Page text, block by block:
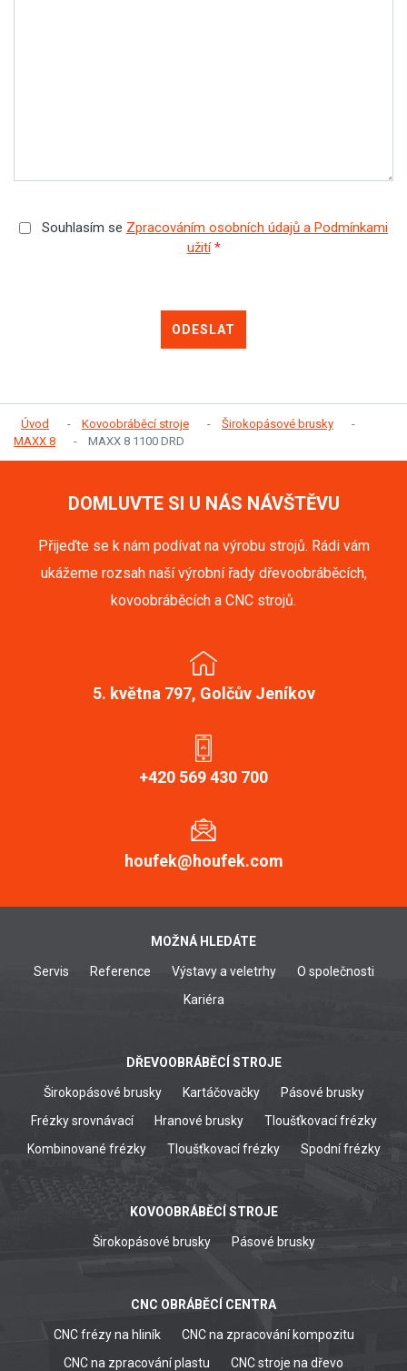
Souhlasím se Zpracováním osobních údajů a Podmínkami
užití *
ODESLAT
Úvod Kovoobráběcí stroje
Širokopásové brusky
MAXX 8
MAXX 8 1100 DRD
DOMLUVTE SI U NÁS NÁVŠTĚVU
Přijeďte se k nám podívat na výrobu strojů. Rádi vám
ukážeme rozsah naší výrobní řady dřevoobráběcích,
kovoobráběcích a CNC strojů.
5. května 797, Golčův Jeníkov
+420 569 430 700
houfek@houfek.com
MOŽNÁ HLEDÁTE
Servis Reference Výstavy a veletrhy
O společnosti
Kariéra
DŘEVOOBRÁBĚCÍ STROJE
Širokopásové brusky Kartáčovačky
Pásové brusky
Frézky srovnávací
Hranové brusky
Tloušťkovací frézky
Kombinované frézky
Tloušťkovací frézky Spodní frézky
KOVOOBRÁBĚCÍ STROJE
Širokopásové brusky Pásové brusky
CNC OBRÁBĚCÍ CENTRA
CNC frézy na hliník
CNC na zpracování kompozitu
CNC na zpracování plastu
CNC stroje na dřevo